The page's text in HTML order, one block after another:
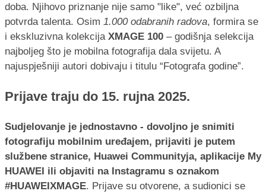
doba. Njihovo priznanje nije samo "like", već ozbiljna
potvrda talenta. Osim 1.000 odabranih radova, formira se
i ekskluzivna kolekcija XMAGE 100 – godišnja selekcija
najboljeg što je mobilna fotografija dala svijetu. A
najuspješniji autori dobivaju i titulu “Fotografa godine”.
Prijave traju do 15. rujna 2025.
Sudjelovanje je jednostavno - dovoljno je snimiti
fotografiju mobilnim uređajem, prijaviti je putem
službene stranice, Huawei Communityja, aplikacije My
HUAWEI ili objaviti na Instagramu s oznakom
#HUAWEIXMAGE. Prijave su otvorene, a sudionici se